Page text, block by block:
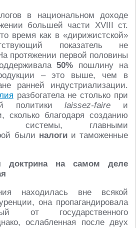
в национальном доходе
большей части XVIII ст.
время как в «дирижистской»
показатель не
протяжении первой половины
50% пошлину на
– это выше, чем в
ранней индустриализации.
разбогатела не столько при
политикиlaissez-faire и
сколько благодаря созданию
системы, главными
были налогии таможенные
доктрина на самом деле
находилась вне всякой
она пропагандировала
от государственного
ослабленная после двух